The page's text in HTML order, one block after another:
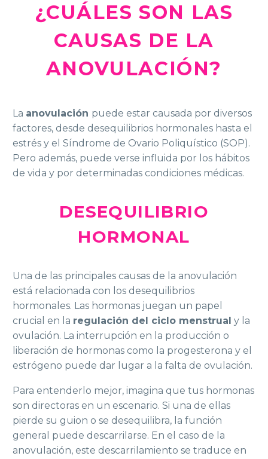
¿CUÁLES SON LAS
CAUSAS DE LA
ANOVULACIÓN?
La anovulación puede estar causada por diversos
factores, desde desequilibrios hormonales hasta el
estrés y el Síndrome de Ovario Poliquístico (SOP).
Pero además, puede verse influida por los hábitos
de vida y por determinadas condiciones médicas.
DESEQUILIBRIO
HORMONAL
Una de las principales causas de la anovulación
está relacionada con los desequilibrios
hormonales. Las hormonas juegan un papel
crucial en la regulación del ciclo menstrual y la
ovulación. La interrupción en la producción o
liberación de hormonas como la progesterona y el
estrógeno puede dar lugar a la falta de ovulación.
Para entenderlo mejor, imagina que tus hormonas
son directoras en un escenario. Si una de ellas
pierde su guion o se desequilibra, la función
general puede descarrilarse. En el caso de la
anovulación, este descarrilamiento se traduce en